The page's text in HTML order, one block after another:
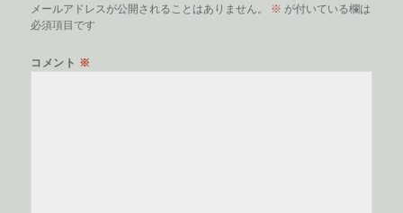
メールアドレスが公開されることはありません。 ※ が付いている欄は
必須項目です
コメント ※